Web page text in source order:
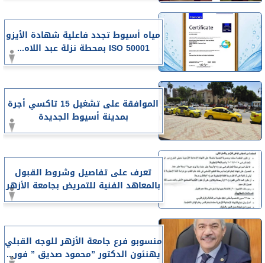
مياه أسيوط تجدد فاعلية شهادة الأيزو
ISO 50001 بمحطة نزلة عبد اللاه...
الموافقة على تشغيل 15 تاكسي أجرة
بمدينة أسيوط الجديدة
تعرف على تفاصيل وشروط القبول
بالمعاهد الفنية للتمريض بجامعة الأزهر
منسوبو فرع جامعة الأزهر للوجه القبلي
يهنئون الدكتور ”محمود صديق ” فور...